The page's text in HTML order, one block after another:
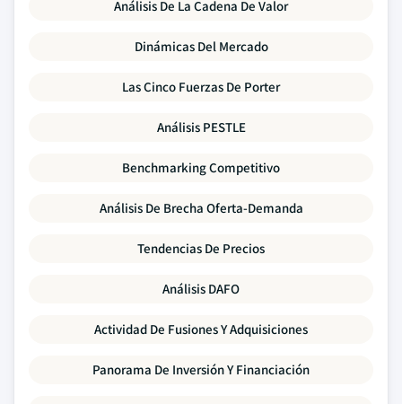
Análisis De La Cadena De Valor
Dinámicas Del Mercado
Las Cinco Fuerzas De Porter
Análisis PESTLE
Benchmarking Competitivo
Análisis De Brecha Oferta-Demanda
Tendencias De Precios
Análisis DAFO
Actividad De Fusiones Y Adquisiciones
Panorama De Inversión Y Financiación